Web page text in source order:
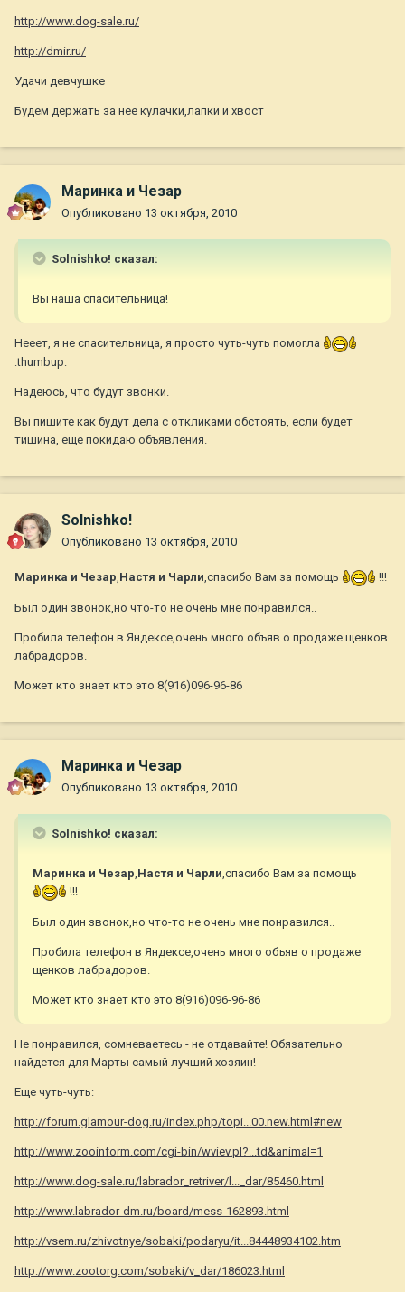
http://www.dog-sale.ru/
http://dmir.ru/
Удачи девчушке
Будем держать за нее кулачки,лапки и хвост
Маринка и Чезар
Опубликовано 13 октября, 2010
Solnishko! сказал:
Вы наша спасительница!
Нееет, я не спасительница, я просто чуть-чуть помогла
:thumbup:
Надеюсь, что будут звонки.
Вы пишите как будут дела с откликами обстоять, если будет
тишина, еще покидаю объявления.
Solnishko!
Опубликовано 13 октября, 2010
Маринка и Чезар,Настя и Чарли,спасибо Вам за помощь !!!
Был один звонок,но что-то не очень мне понравился..
Пробила телефон в Яндексе,очень много объяв о продаже щенков
лабрадоров.
Может кто знает кто это 8(916)096-96-86
Маринка и Чезар
Опубликовано 13 октября, 2010
Solnishko! сказал:
Маринка и Чезар,Настя и Чарли,спасибо Вам за помощь
!!!
Был один звонок,но что-то не очень мне понравился..
Пробила телефон в Яндексе,очень много объяв о продаже
щенков лабрадоров.
Может кто знает кто это 8(916)096-96-86
Не понравился, сомневаетесь - не отдавайте! Обязательно
найдется для Марты самый лучший хозяин!
Еще чуть-чуть:
http://forum.glamour-dog.ru/index.php/topi...00.new.html#new
http://www.zooinform.com/cgi-bin/wviev.pl?...td&animal=1
http://www.dog-sale.ru/labrador_retriver/l..._dar/85460.html
http://www.labrador-dm.ru/board/mess-162893.html
http://vsem.ru/zhivotnye/sobaki/podaryu/it...84448934102.htm
http://www.zootorg.com/sobaki/v_dar/186023.html